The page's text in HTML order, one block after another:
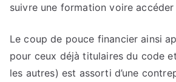
suivre une formation voire accéder
Le coup de pouce financier ainsi
pour ceux déjà titulaires du code
les autres) est assorti d’une